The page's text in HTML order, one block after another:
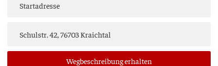
Weg­be­schrei­bung erhalten